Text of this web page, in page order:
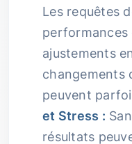
Les requêtes
performances
ajustements
changements
peuvent
et Stress :
résultats